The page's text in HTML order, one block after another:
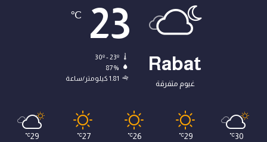
Rabat
غيوم متفرقة
23
℃
87%
1.81 كيلومتر/ساعة
30
℃
29
℃
26
℃
27
℃
29
℃